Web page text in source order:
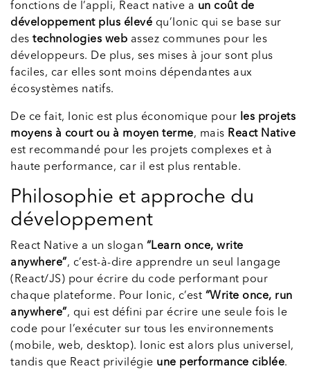
fonctions de l’appli, React native a un coût de
développement plus élevé qu’Ionic qui se base sur
des technologies web assez communes pour les
développeurs. De plus, ses mises à jour sont plus
faciles, car elles sont moins dépendantes aux
écosystèmes natifs.
De ce fait, Ionic est plus économique pour les projets
moyens à court ou à moyen terme, mais React Native
est recommandé pour les projets complexes et à
haute performance, car il est plus rentable.
Philosophie et approche du
développement
React Native a un slogan “Learn once, write
anywhere”, c’est-à-dire apprendre un seul langage
(React/JS) pour écrire du code performant pour
chaque plateforme. Pour Ionic, c’est “Write once, run
anywhere”, qui est défini par écrire une seule fois le
code pour l’exécuter sur tous les environnements
(mobile, web, desktop). Ionic est alors plus universel,
tandis que React privilégie une performance ciblée.